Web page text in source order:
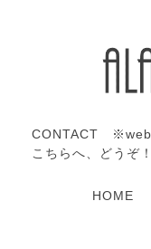
CONTACT ※web
こちらへ、どうぞ！
HOME